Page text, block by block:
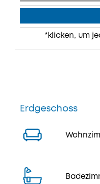
*klicken, um
Erdgeschoss